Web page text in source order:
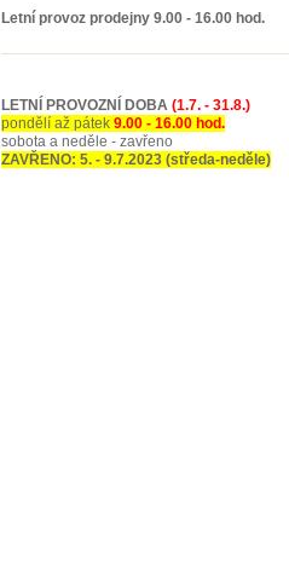
Letní provoz prodejny 9.00 - 16.00 hod.
LETNÍ PROVOZNÍ DOBA (1.7. - 31.8.)
pondělí až pátek 9.00 - 16.00 hod.
sobota a neděle - zavřeno
ZAVŘENO: 5. - 9.7.2023 (středa-neděle)